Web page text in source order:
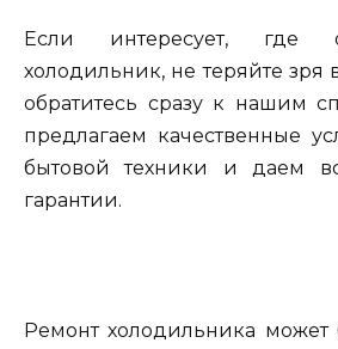
Если интересует, где
холодильник, не теряйте зря
обратитесь сразу к нашим
предлагаем качественные
бытовой техники и даем
гарантии.
Ремонт холодильника